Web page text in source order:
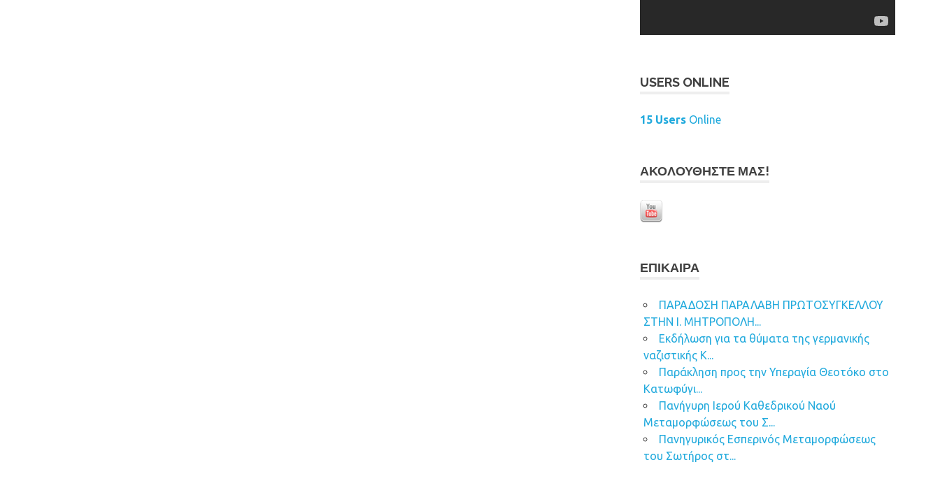
USERS ONLINE
15 Users Online
ΑΚΟΛΟΥΘΉΣΤΕ ΜΑΣ!
ΕΠΊΚΑΙΡΑ
ΠΑΡΑΔΟΣΗ ΠΑΡΑΛΑΒΗ ΠΡΩΤΟΣΥΓΚΕΛΛΟΥ
ΣΤΗΝ Ι. ΜΗΤΡΟΠΟΛΗ...
Εκδήλωση για τα θύματα της γερμανικής
ναζιστικής Κ...
Παράκληση προς την Υπεραγία Θεοτόκο στο
Κατωφύγι...
Πανήγυρη Ιερού Καθεδρικού Ναού
Μεταμορφώσεως του Σ...
Πανηγυρικός Εσπερινός Μεταμορφώσεως
του Σωτήρος στ...